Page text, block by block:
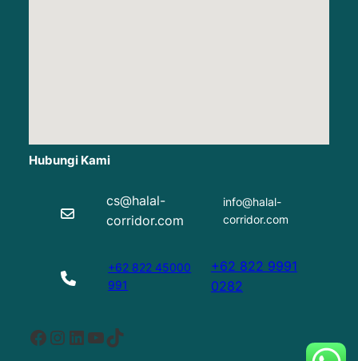
Hubungi Kami
cs@halal-
corridor.com
info@halal-
corridor.com
+62 822 45000
991
+62 822 9991
0282
Facebook Instagram LinkedIn YouTube TikTok